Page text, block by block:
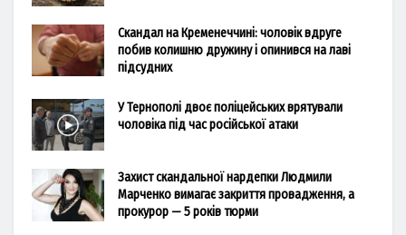
Скандал на Кременеччині: чоловік вдруге
побив колишню дружину і опинився на лаві
підсудних
У Тернополі двоє поліцейських врятували
чоловіка під час російської атаки
Захист скандальної нардепки Людмили
Марченко вимагає закриття провадження, а
прокурор — 5 років тюрми